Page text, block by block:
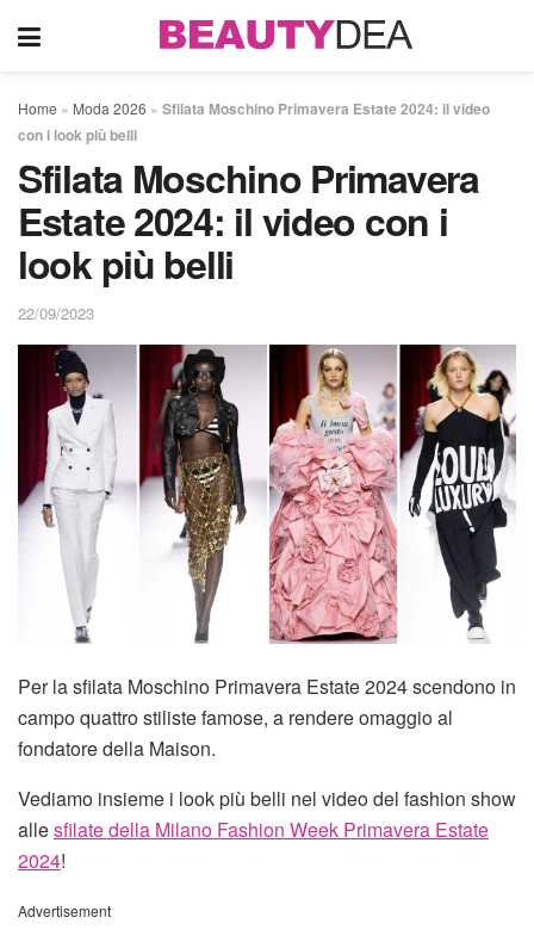
Home » Moda 2026 » Sfilata Moschino Primavera Estate 2024: il video
con i look più belli
Sfilata Moschino Primavera
Estate 2024: il video con i
look più belli
22/09/2023
Per la sfilata Moschino Primavera Estate 2024 scendono in
campo quattro stiliste famose, a rendere omaggio al
fondatore della Maison.
Vediamo insieme i look più belli nel video del fashion show
allesfilate della Milano Fashion Week Primavera Estate
2024!
Advertisement